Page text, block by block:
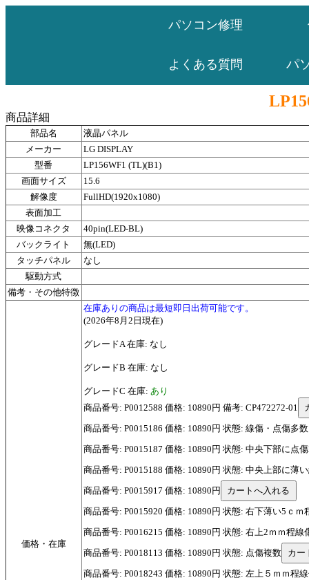
パソコン修理
よくある質問 パ
商品詳細
部品名
液晶パネル
メーカー
LG DISPLAY
型番
LP156WF1 (TL)(B1)
画面サイズ
15.6
解像度
FullHD(1920x1080)
表面加工
映像コネクタ
40pin(LED-BL)
バックライト
無(LED)
タッチパネル
なし
駆動方式
備考・その他特徴
価格・在庫
在庫ありの商品は最短即日出荷可能です。
(2026年8月2日現在)
グレードA 在庫: なし
グレードB 在庫: なし
グレードC 在庫: あり
商品番号: P0012588 価格: 10890円 備考: CP472272-01
商品番号: P0015186 価格: 10890円 状態: 線傷・点傷多
商品番号: P0015187 価格: 10890円 状態: 中央下部に点
商品番号: P0015188 価格: 10890円 状態: 中央上部に薄
商品番号: P0015917 価格: 10890円
商品番号: P0015920 価格: 10890円 状態: 右下薄い5ｃ
商品番号: P0016215 価格: 10890円 状態: 右上2ｍｍ程線
商品番号: P0018113 価格: 10890円 状態: 点傷複数
商品番号: P0018243 価格: 10890円 状態: 左上５ｍｍ程